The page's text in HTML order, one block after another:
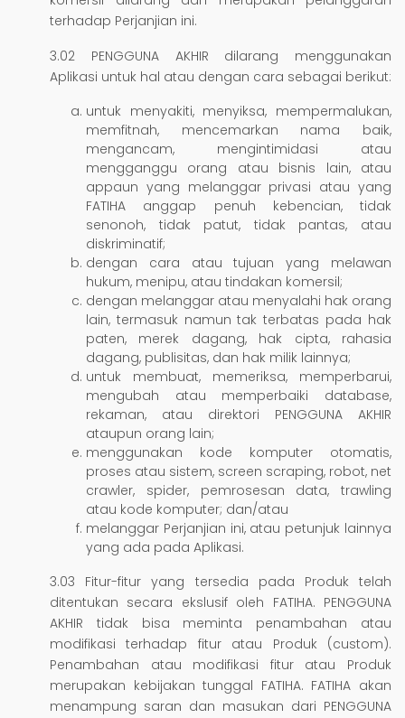
terhadap Perjanjian ini.
3.02 PENGGUNA AKHIR dilarang menggunakan
Aplikasi untuk hal atau dengan cara sebagai berikut:
untuk menyakiti, menyiksa, mempermalukan,
memfitnah, mencemarkan nama baik,
mengancam, mengintimidasi atau
mengganggu orang atau bisnis lain, atau
appaun yang melanggar privasi atau yang
FATIHA anggap penuh kebencian, tidak
senonoh, tidak patut, tidak pantas, atau
diskriminatif;
dengan cara atau tujuan yang melawan
hukum, menipu, atau tindakan komersil;
dengan melanggar atau menyalahi hak orang
lain, termasuk namun tak terbatas pada hak
paten, merek dagang, hak cipta, rahasia
dagang, publisitas, dan hak milik lainnya;
untuk membuat, memeriksa, memperbarui,
mengubah atau memperbaiki database,
rekaman, atau direktori PENGGUNA AKHIR
ataupun orang lain;
menggunakan kode komputer otomatis,
proses atau sistem, screen scraping, robot, net
crawler, spider, pemrosesan data, trawling
atau kode komputer; dan/atau
melanggar Perjanjian ini, atau petunjuk lainnya
yang ada pada Aplikasi.
3.03 Fitur-fitur yang tersedia pada Produk telah
ditentukan secara ekslusif oleh FATIHA. PENGGUNA
AKHIR tidak bisa meminta penambahan atau
modifikasi terhadap fitur atau Produk (custom).
Penambahan atau modifikasi fitur atau Produk
merupakan kebijakan tunggal FATIHA. FATIHA akan
menampung saran dan masukan dari PENGGUNA